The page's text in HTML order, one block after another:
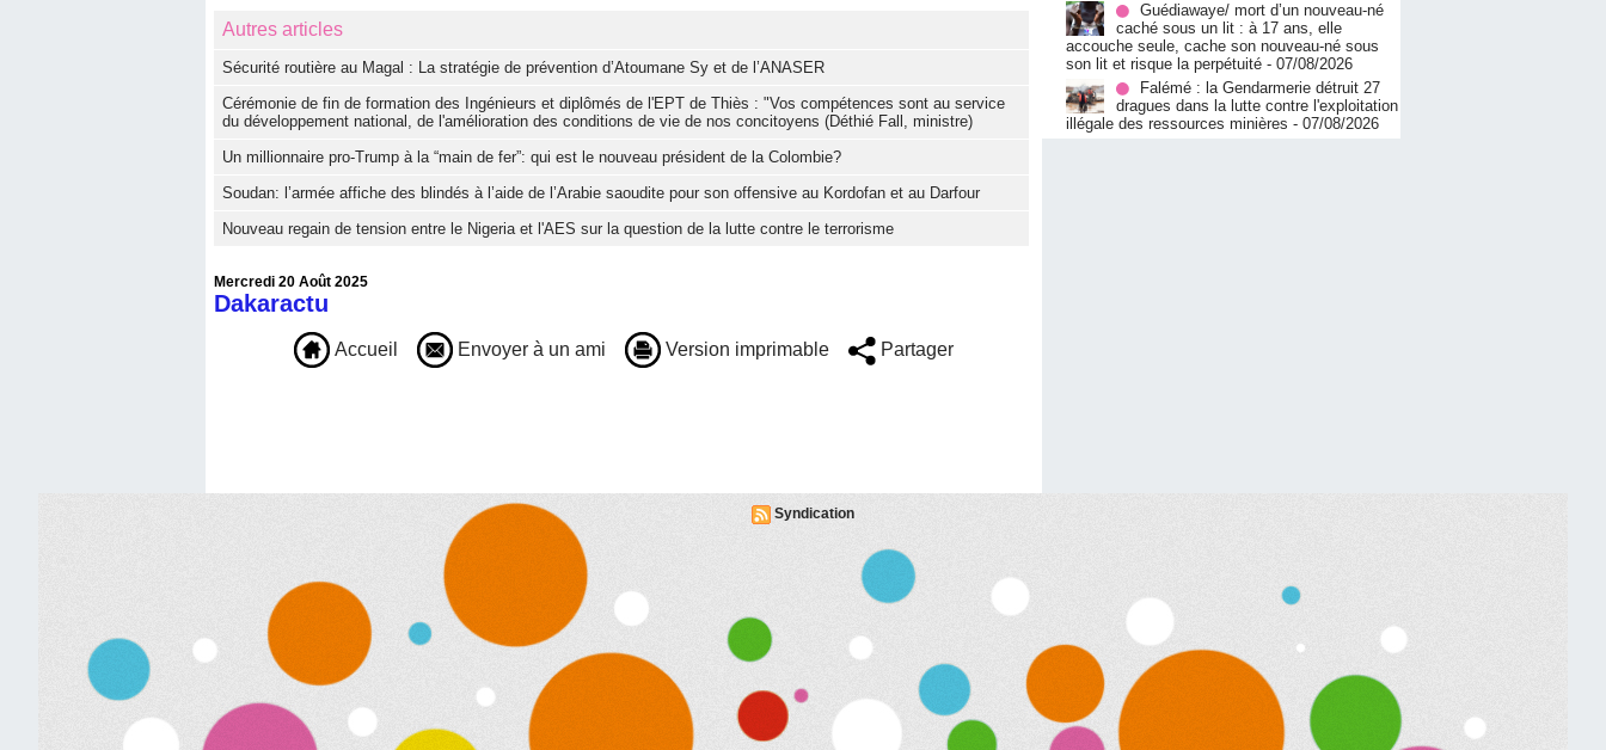
Autres articles
Sécurité routière au Magal : La stratégie de prévention d’Atoumane Sy et de l’ANASER
Cérémonie de fin de formation des Ingénieurs et diplômés de l'EPT de Thiès : "Vos compétences sont au service
du développement national, de l'amélioration des conditions de vie de nos concitoyens (Déthié Fall, ministre)
Un millionnaire pro-Trump à la “main de fer”: qui est le nouveau président de la Colombie?
Soudan: l’armée affiche des blindés à l’aide de l’Arabie saoudite pour son offensive au Kordofan et au Darfour
Nouveau regain de tension entre le Nigeria et l'AES sur la question de la lutte contre le terrorisme
Mercredi 20 Août 2025
Dakaractu
Accueil Envoyer à un ami Version imprimable Partager
Guédiawaye/ mort d’un nouveau-né
caché sous un lit : à 17 ans, elle
accouche seule, cache son nouveau-né sous
son lit et risque la perpétuité - 07/08/2026
Falémé : la Gendarmerie détruit 27
dragues dans la lutte contre l'exploitation
illégale des ressources minières - 07/08/2026
Syndication